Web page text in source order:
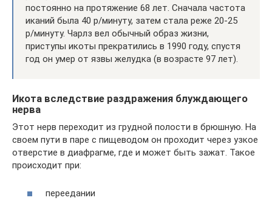
постоянно на протяжение 68 лет. Сначала частота
иканий была 40 р/минуту, затем стала реже 20-25
р/минуту. Чарлз вел обычный образ жизни,
приступы икоты прекратились в 1990 году, спустя
год он умер от язвы желудка (в возрасте 97 лет).
Икота вследствие раздражения блуждающего
нерва
Этот нерв переходит из грудной полости в брюшную. На
своем пути в паре с пищеводом он проходит через узкое
отверстие в диафрагме, где и может быть зажат. Такое
происходит при:
переедании